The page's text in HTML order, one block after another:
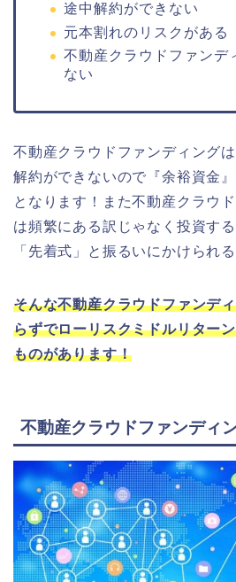
途中解約ができない
元本割れのリスクがある
不動産クラウドファンデ
ない
不動産クラウドファンディング
解約ができないので『余裕資金
となります！また不動産クラウ
は頻繁にある訳じゃなく投資す
「先着式」と振るいにかけられる
そんな不動産クラウドファンデ
らずでローリスクミドルリター
ものがあります！
不動産クラウドファンディ